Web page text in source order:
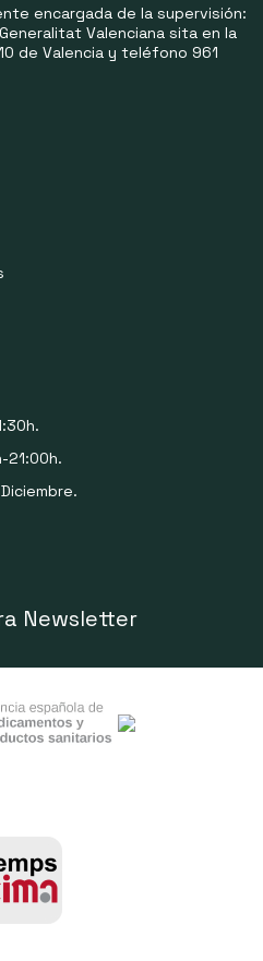
encargada de la supervisión:
Valenciana sita en la
de Valencia y teléfono 961
21:00h.
Newsletter